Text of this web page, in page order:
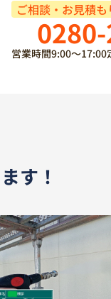
ご相談・お見積も
営業時間9:00～17:00
す！